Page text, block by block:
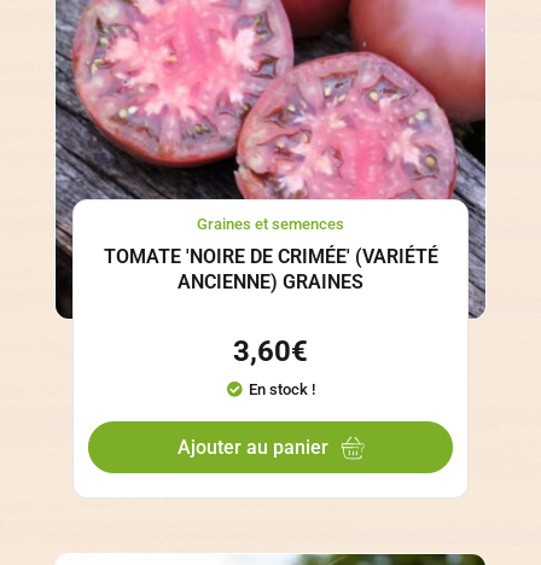
Graines et semences
TOMATE 'NOIRE DE CRIMÉE' (VARIÉTÉ
ANCIENNE) GRAINES
3,60€
En stock !
Ajouter au panier